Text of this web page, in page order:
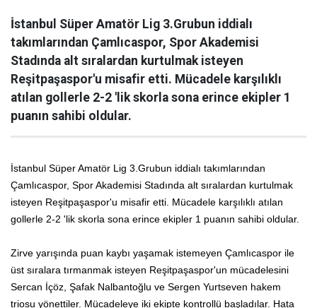
İstanbul Süper Amatör Lig 3.Grubun iddialı
takımlarından Çamlıcaspor, Spor Akademisi
Stadında alt sıralardan kurtulmak isteyen
Reşitpaşaspor'u misafir etti. Mücadele karşılıklı
atılan gollerle 2-2 'lik skorla sona erince ekipler 1
puanın sahibi oldular.
İstanbul Süper Amatör Lig 3.Grubun iddialı takımlarından
Çamlıcaspor, Spor Akademisi Stadında alt sıralardan kurtulmak
isteyen Reşitpaşaspor'u misafir etti. Mücadele karşılıklı atılan
gollerle 2-2 'lik skorla sona erince ekipler 1 puanın sahibi oldular.
Zirve yarışında puan kaybı yaşamak istemeyen Çamlıcaspor ile
üst sıralara tırmanmak isteyen Reşitpaşaspor'un mücadelesini
Sercan İçöz, Şafak Nalbantoğlu ve Sergen Yurtseven hakem
triosu yönettiler. Mücadeleye iki ekipte kontrollü başladılar. Hata